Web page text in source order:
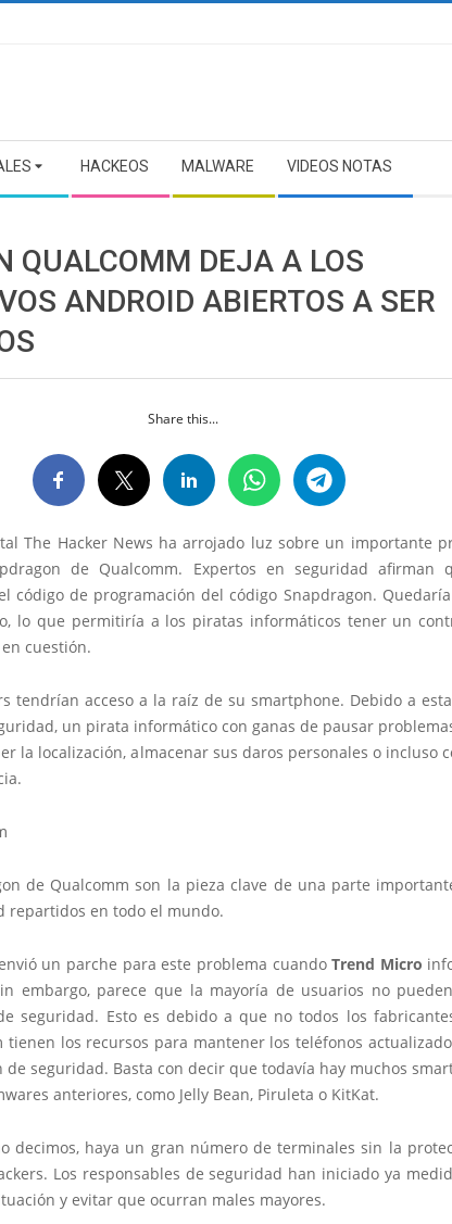
HACKEOS MALWARE VIDEOS NOTAS
QUALCOMM DEJA A LOS
ANDROID ABIERTOS A SER
Share this...
The Hacker News ha arrojado luz sobre un importante
de Qualcomm. Expertos en seguridad afirman
código de programación del código Snapdragon.
lo que permitiría a los piratas informáticos tener un
cuestión.
tendrían acceso a la raíz de su smartphone. Debido a
un pirata informático con ganas de pausar
la localización, almacenar sus daros personales o incluso
de Qualcomm son la pieza clave de una parte
repartidos en todo el mundo.
un parche para este problema cuandoTrend Micro
embargo, parece que la mayoría de usuarios no
seguridad. Esto es debido a que no todos los
tienen los recursos para mantener los teléfonos
seguridad. Basta con decir que todavía hay muchos
anteriores, como Jelly Bean, Piruleta o KitKat.
decimos, haya un gran número de terminales sin la
Los responsables de seguridad han iniciado ya
y evitar que ocurran males mayores.